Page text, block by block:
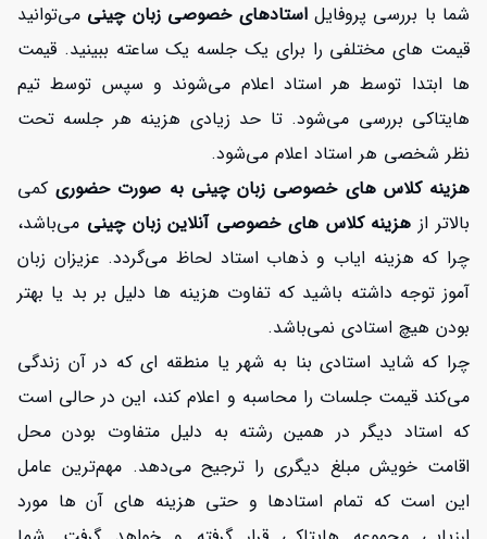
شما با بررسی پروفایلاستادهای خصوصی زبان چینی می‌توانید
قیمت های مختلفی را برای یک جلسه یک ساعته ببینید. قیمت
ها ابتدا توسط هر استاد اعلام می‌شوند و سپس توسط تیم
هایتاکی بررسی می‌شود. تا حد زیادی هزینه هر جلسه تحت
نظر شخصی هر استاد اعلام می‌شود.
هزینه کلاس های خصوصی زبان چینی به صورت حضوریکمی
بالاتر از هزینه کلاس های خصوصی آنلاین زبان چینی می‌باشد،
چرا که هزینه ایاب و ذهاب استاد لحاظ می‌گردد. عزیزان زبان
آموز توجه داشته باشید که تفاوت هزینه ها دلیل بر بد یا بهتر
بودن هیچ استادی نمی‌باشد.
چرا که شاید استادی بنا به شهر یا منطقه ای که در آن زندگی
می‌کند قیمت جلسات را محاسبه و اعلام کند، این در حالی است
که استاد دیگر در همین رشته به دلیل متفاوت بودن محل
اقامت خویش مبلغ دیگری را ترجیح می‌دهد. مهم‌ترین عامل
این است که تمام استادها و حتی هزینه های آن ها مورد